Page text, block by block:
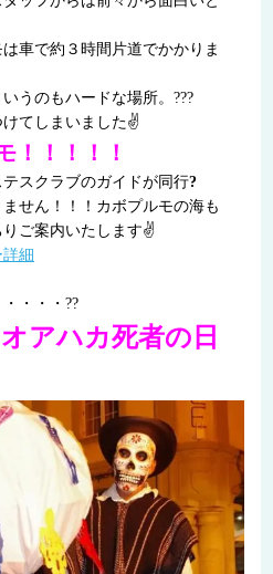
車で約３時間片道でかかりま
うのもハードな場所。???
けてしまいました✌
！！！！！
スクラブのガイドが同行?
せん！！！カボプルモの海も
りご案内いたします✌
細
・・・??
アハカ死者の日